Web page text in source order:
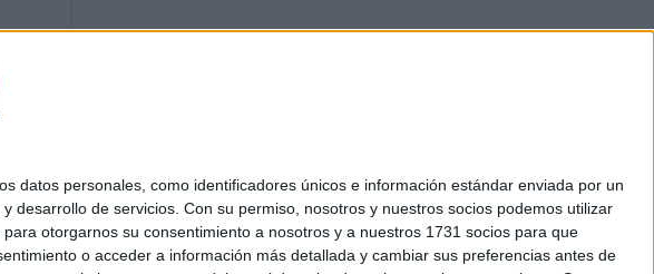
datos personales, como identificadores únicos e información estándar enviada por un
desarrollo de servicios. Con su permiso, nosotros y nuestros socios podemos utilizar
otorgarnos su consentimiento a nosotros y a nuestros 1731 socios para que
o acceder a información más detallada y cambiar sus preferencias antes de
|Política de cookies